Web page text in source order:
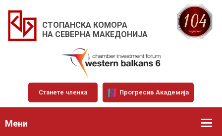
СТОПАНСКА КОМОРА
НА СЕВЕРНА МАКЕДОНИЈА
Станете членка Прогресив Академија
Мени